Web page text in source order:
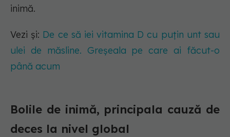
inimă.
Vezi și: De ce să iei vitamina D cu puțin unt sau
ulei de măsline. Greșeala pe care ai făcut-o
până acum
Bolile de inimă, principala cauză de
deces la nivel global